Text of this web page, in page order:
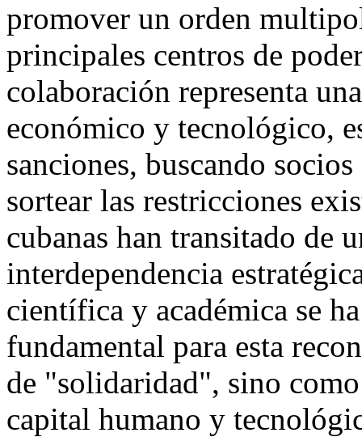
promover un orden
principales centros de
colaboración representa
económico y tecnológico,
sanciones, buscando
sortear las restricciones
cubanas han transitado de
interdependencia
científica y académica se
fundamental para esta
de "solidaridad", sino
capital humano y